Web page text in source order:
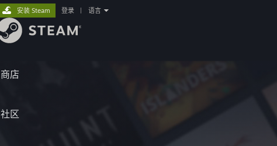
商店
社区
安装 Steam 登录 语言